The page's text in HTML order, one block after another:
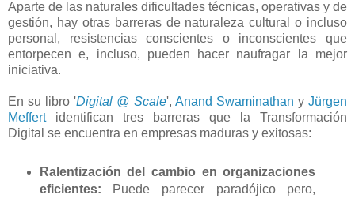
Aparte de las naturales dificultades técnicas, operativas y de
gestión, hay otras barreras de naturaleza cultural o incluso
personal, resistencias conscientes o inconscientes que
entorpecen e, incluso, pueden hacer naufragar la mejor
iniciativa.
En su libro 'Digital @ Scale', Anand Swaminathan yJürgen
Meffertidentifican tres barreras que la Transformación
Digital se encuentra en empresas maduras y exitosas:
Ralentización del cambio en organizaciones
eficientes: Puede parecer paradójico pero,